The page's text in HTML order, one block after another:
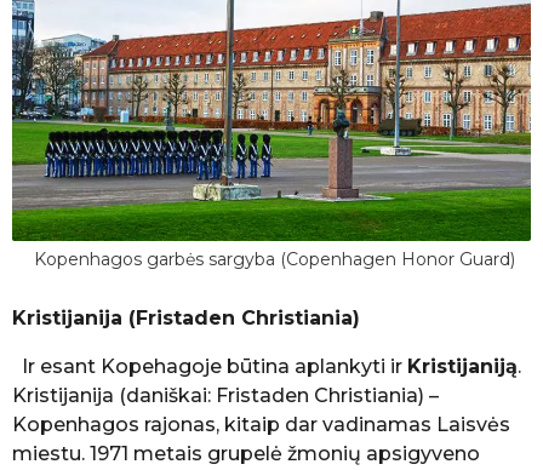
Kopenhagos garbės sargyba (Copenhagen Honor Guard)
Kristijanija (Fristaden Christiania)
Ir esant Kopehagoje būtina aplankyti ir Kristijaniją.
Kristijanija (daniškai: Fristaden Christiania) –
Kopenhagos rajonas, kitaip dar vadinamas Laisvės
miestu. 1971 metais grupelė žmonių apsigyveno